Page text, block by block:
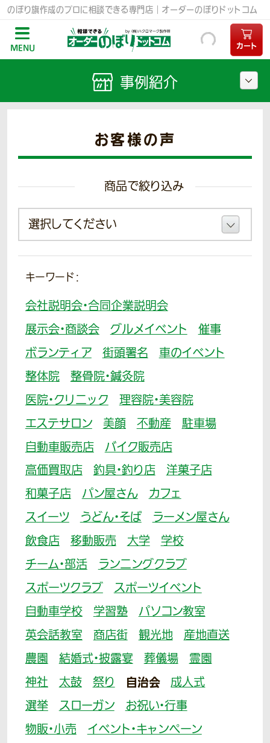
のぼり旗作成のプロに相談できる専門店｜オーダーのぼりドットコム
MENU カート
お客様の声
商品で絞り込み
キーワード：
会社説明会・合同企業説明会
展示会・商談会
グルメイベント
催事
ボランティア
街頭署名
車のイベント
整体院
整骨院・鍼灸院
医院・クリニック
理容院・美容院
エステサロン
美顔 不動産
駐車場
自動車販売店
バイク販売店
高価買取店
釣具・釣り店
洋菓子店
和菓子店
パン屋さん
カフェ
スイーツ
うどん・そば
ラーメン屋さん
飲食店
移動販売 大学
学校
チーム・部活
ランニングクラブ
スポーツクラブ
スポーツイベント
自動車学校
学習塾
パソコン教室
英会話教室
商店街 観光地
産地直送
農園
結婚式・披露宴 葬儀場
霊園
神社
太鼓 祭り 自治会
成人式
選挙
スローガン
お祝い・行事
物販・小売
イベント・キャンペーン
事例紹介